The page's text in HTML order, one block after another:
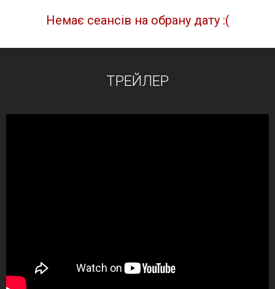
Немає сеансів на обрану дату :(
ТРЕЙЛЕР